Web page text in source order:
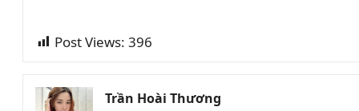
Post Views: 396
Trần Hoài Thương